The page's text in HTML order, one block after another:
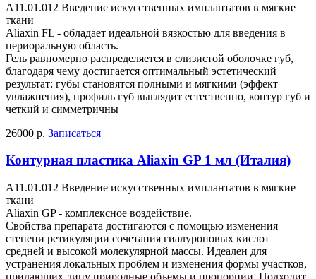
А11.01.012 Введение искусственных имплантатов в мягкие
ткани
Aliaxin FL - обладает идеальной вязкостью для введения в
периоральную область.
Гель равномерно распределяется в слизистой оболочке губ,
благодаря чему достигается оптимальный эстетический
результат: губы становятся полными и мягкими (эффект
увлажнения), профиль губ выглядит естественно, контур губ и
четкий и симметричны
26000 р. Записаться
Контурная пластика Aliaxin GP 1 мл (Италия)
А11.01.012 Введение искусственных имплантатов в мягкие
ткани
Aliaxin GP - комплексное воздействие.
Свойства препарата достигаются с помощью изменения
степени ретикуляции сочетания гиалуроновых кислот
средней и высокой молекулярной массы. Идеален для
устранения локальных проблем и изменения формы участков,
придающих лицу природные объемы и пропорции. Подходит